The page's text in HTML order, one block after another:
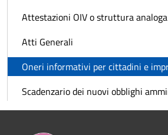
Attestazioni OIV o struttura analoga
Atti Generali
Oneri informativi per cittadini e
Scadenzario dei nuovi obblighi